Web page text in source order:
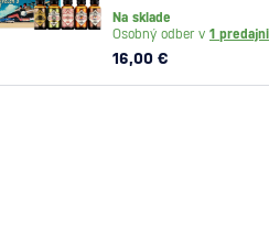
Na sklade
Osobný odber v 1 predajni
16,00 €